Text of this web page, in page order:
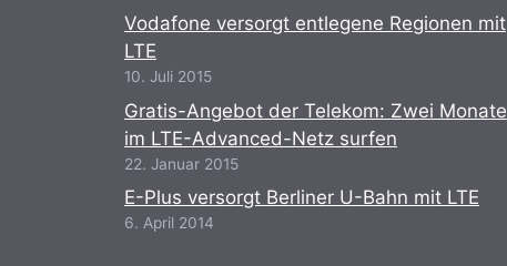
Vodafone versorgt entlegene Regionen mit
LTE
10. Juli 2015
Gratis-Angebot der Telekom: Zwei Monate
im LTE-Advanced-Netz surfen
22. Januar 2015
E-Plus versorgt Berliner U-Bahn mit LTE
6. April 2014